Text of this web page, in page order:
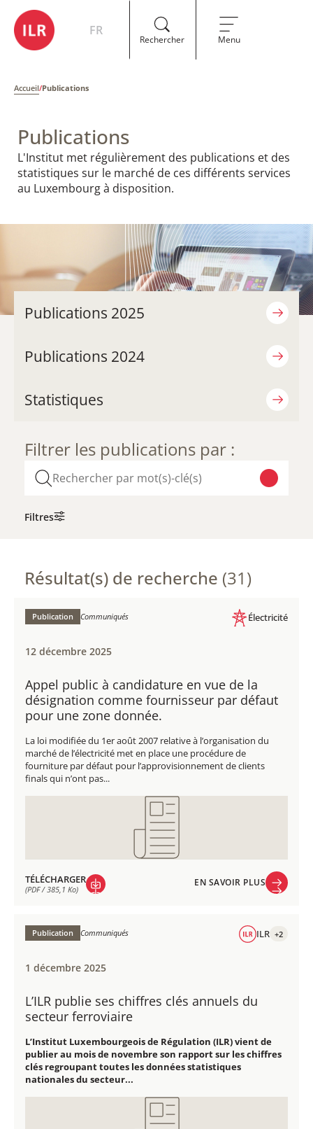
FR
Rechercher Menu
Accueil/Publications
Publications
​​L'Institut met régulièrement des publications et des
statistiques sur le marché de ces différents services
au Luxembourg à disposition.
Publications 2025
Publications 2024
Statistiques
Filtrer les publications par :
Filtres
Résultat(s) de recherche (31)
Publication Communiqués Électricité
12 décembre 2025
Appel public à candidature en vue de la
désignation comme fournisseur par défaut
pour une zone donnée.
La loi modifiée du 1er août 2007 relative à l’organisation du
marché de l’électricité met en place une procédure de
fourniture par défaut pour l’approvisionnement de clients
finals qui n’ont pas...
TÉLÉCHARGER
(PDF / 385,1 Ko)
(PDF / 385,1 Ko)
EN SAVOIR PLUS
Publication Communiqués ILR +2
1 décembre 2025
L’ILR publie ses chiffres clés annuels du
secteur ferroviaire
L’Institut Luxembourgeois de Régulation (ILR) vient de
publier au mois de novembre son rapport sur les chiffres
clés regroupant toutes les données statistiques
nationales du secteur...